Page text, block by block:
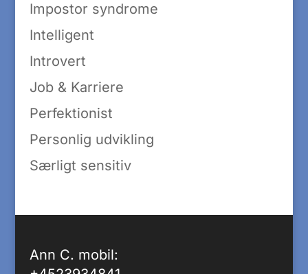
Impostor syndrome
Intelligent
Introvert
Job & Karriere
Perfektionist
Personlig udvikling
Særligt sensitiv
Ann C. mobil: